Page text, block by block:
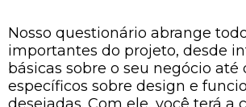
Nosso questionário abrange
importantes do projeto, desde
básicas sobre o seu negócio até
específicos sobre design e